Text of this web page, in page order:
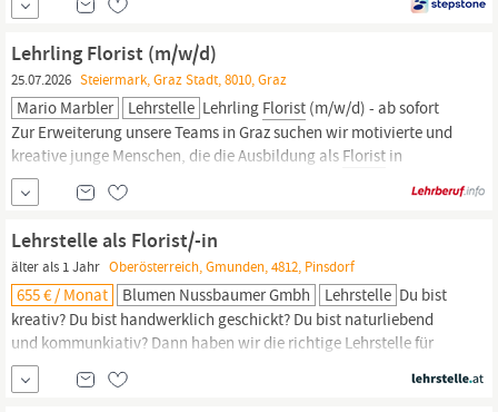
Sport In House Vorteile – Hotel, Gastronomie, Spa & Vitalität und
Friends & Family Rate – Vergünstigte Übernachtungen
für...
Lehrling Florist (m/w/d)
25.07.2026 Steiermark, Graz Stadt, 8010, Graz
Mario Marbler Lehrstelle Lehrling Florist (m/w/d) - ab sofort
Zur Erweiterung unsere Teams in Graz suchen wir motivierte und
kreative junge Menschen, die die Ausbildung als Florist in
antreten möchten. Was euch erwartet: Eine Ausbildung bei einem
der besten steirischen
abwechslungsreiches Arbeitsumfeld Ein...
Lehrstelle als Florist/-in
älter als 1 Jahr Oberösterreich, Gmunden, 4812, Pinsdorf
655 € / Monat Blumen Nussbaumer Gmbh Lehrstelle Du bist
kreativ? Du bist handwerklich geschickt? Du bist naturliebend
und kommunkiativ? Dann haben wir die richtige Lehrstelle für
dich. Wir suchen einen Kopf voll Blumen für den schönsten Beruf
unter dem Himmel. Starte deinen Karriereweg mit einer Lehre als